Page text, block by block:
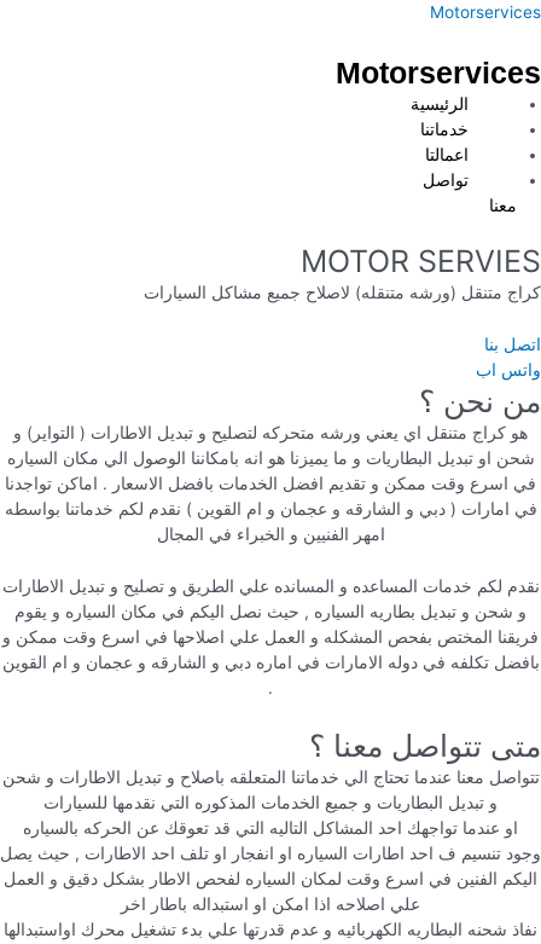
تخطي
المحتوى
Motorservices
Motorservices
القائمة
الرئيسية
خدماتنا
اعمالتا
تواصل
معنا
MOTOR SERVIES
كراج متنقل (ورشه متنقله) لاصلاح جميع مشاكل السيارات
اتصل بنا
واتس اب
من نحن ؟
هو كراج متنقل اي يعني ورشه متحركه لتصليح و تبديل الاطارات ( التواير) و
شحن او تبديل البطاريات و ما يميزنا هو انه بامكاننا الوصول الي مكان السياره
في اسرع وقت ممكن و تقديم افضل الخدمات بافضل الاسعار . اماكن تواجدنا
في امارات ( دبي و الشارقه و عجمان و ام القوين ) نقدم لكم خدماتنا بواسطه
امهر الفنيين و الخبراء في المجال
نقدم لكم خدمات المساعده و المسانده علي الطريق و تصليح و تبديل الاطارات
و شحن و تبديل بطاريه السياره , حيث نصل اليكم في مكان السياره و يقوم
فريقنا المختص بفحص المشكله و العمل علي اصلاحها في اسرع وقت ممكن و
بافضل تكلفه في دوله الامارات في اماره دبي و الشارقه و عجمان و ام القوين
.
متى تتواصل معنا ؟
تتواصل معنا عندما تحتاج الي خدماتنا المتعلقه باصلاح و تبديل الاطارات و شحن
و تبديل البطاريات و جميع الخدمات المذكوره التي نقدمها للسيارات
او عندما تواجهك احد المشاكل التاليه التي قد تعوقك عن الحركه بالسياره
وجود تنسيم ف احد اطارات السياره او انفجار او تلف احد الاطارات , حيث يصل
اليكم الفنين في اسرع وقت لمكان السياره لفحص الاطار بشكل دقيق و العمل
علي اصلاحه اذا امكن او استبداله باطار اخر
نفاذ شحنه البطاريه الكهربائيه و عدم قدرتها علي بدء تشغيل محرك اواستبدالها